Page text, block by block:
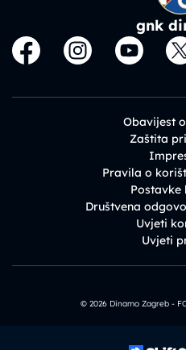
gnk
Obavijest
Zaštita
Pravila o
Postavke
Društvena
Uvjeti
Uvjeti
© 2026 Dinamo Zagreb -